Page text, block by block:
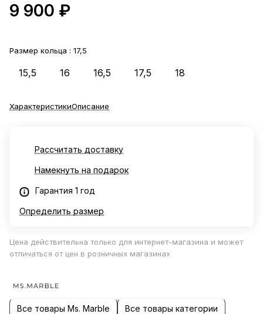
9 900 ₽
Размер кольца : 17,5
15,5 16 16,5 17,5 18
ХарактеристикиОписание
Рассчитать доставку
Намекнуть на подарок
Гарантия 1 год
Определить размер
Цена действительна только для интернет-магазина и может
отличаться от цен в розничных магазинах
Все товары Ms. Marble Все товары категории